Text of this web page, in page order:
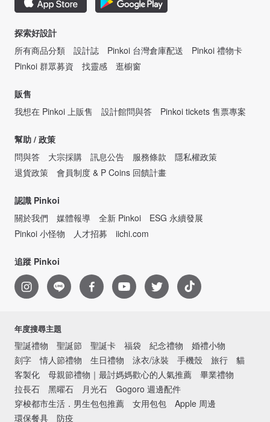
探索好設計
所有商品分類
設計誌 Pinkoi 台灣倉庫配送
Pinkoi 禮物卡
Pinkoi 群眾募資
找靈感 逛櫥窗
販售
我想在 Pinkoi 上販售
設計館問與答 Pinkoi tickets 售票專案
幫助 / 政策
問與答
大宗採購 訊息公告 服務條款
隱私權政策
退貨政策
會員制度 & P Coins 回饋計畫
認識 Pinkoi
關於我們
媒體報導 全新 Pinkoi
ESG 永續發展
Pinkoi 小怪物
人才招募 iichi.com
追蹤 Pinkoi
年度搜尋主題
聖誕禮物 聖誕節 聖誕卡 福袋 紀念禮物
婚禮小物
刻字
情人節禮物 生日禮物 泳衣/泳裝 手機殼 旅行
貓
客製化
母親節禮物｜最討媽媽歡心的人氣推薦
畢業禮物
拉長石
黑曜石 月光石
Gogoro 週邊配件
穿梭都市生活．男生包包推薦
女用包包
Apple 周邊
環保餐具
防疫